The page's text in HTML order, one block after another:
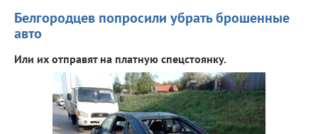
Белгородцев попросили убрать брошенные
авто
Или их отправят на платную спецстоянку.